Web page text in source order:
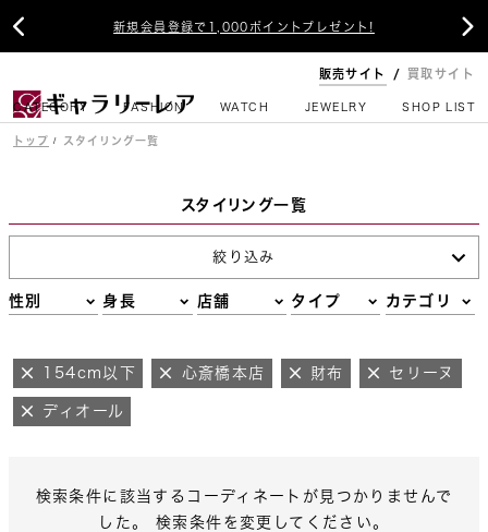
新規会員登録で1,000ポイントプレゼント!
 
販売サイト 買取サイト
CATEGORY FASHION WATCH JEWELRY SHOP LIST
トップ スタイリング一覧
スタイリング一覧
絞り込み
性別 身長 店舗 タイプ カテゴリ
154cm以下 心斎橋本店 財布 セリーヌ
ディオール
検索条件に該当するコーディネートが見つかりませんで
した。 検索条件を変更してください。